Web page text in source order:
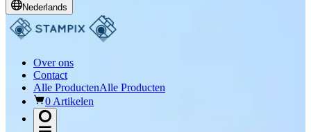
Nederlands
Over ons
Contact
Alle ProductenAlle Producten
0 Artikelen